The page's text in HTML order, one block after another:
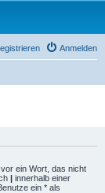
Anmelden
vor ein Wort, das nicht
| innerhalb einer
ein * als